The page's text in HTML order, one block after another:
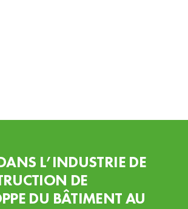
L’INDUSTRIE DE
DE
DU BÂTIMENT AU